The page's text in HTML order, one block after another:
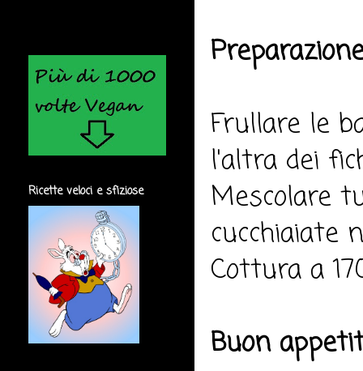
Frullare le
l'altra dei
Mescolare
cucchiaiate
Cottura a
Buon
Ricette veloci e sfiziose